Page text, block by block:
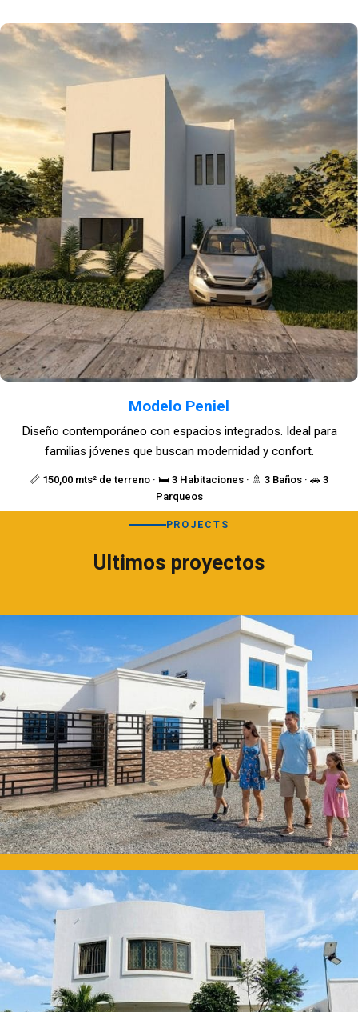
Modelo Peniel
📏 150,00 mts² de terreno · 🛏️ 3 Habitaciones · 🚿 3 Baños · 🚗 3
Parqueos
Diseño contemporáneo con espacios integrados. Ideal para
familias jóvenes que buscan modernidad y confort.
PROJECTS
Ultimos proyectos